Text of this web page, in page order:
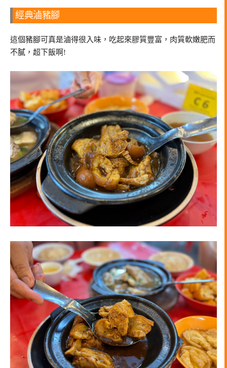
經典滷豬腳
這個豬腳可真是滷得很入味，吃起來膠質豐富，肉質軟嫩肥而
不膩，超下飯啊!